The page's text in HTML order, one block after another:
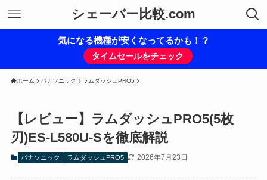
シェーバー比較.com
気になる機種が安くなってるかも！？
タイムセールをチェック
ホーム パナソニック ラムダッシュPRO5
【レビュー】ラムダッシュPRO5(5枚
刃)ES-L580U-Sを徹底解説
パナソニック ラムダッシュPRO5 2026年7月23日